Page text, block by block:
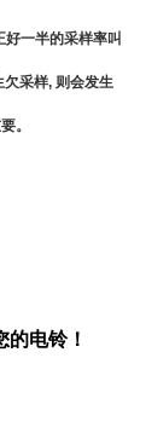
一半的采样率叫
采样, 则会发生
。
电铃！